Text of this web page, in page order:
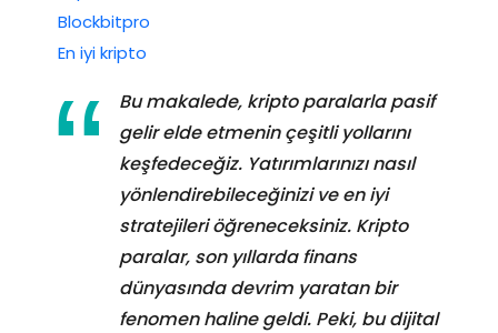
Blockbitpro
En iyi kripto
Bu makalede, kripto paralarla pasif
gelir elde etmenin çeşitli yollarını
keşfedeceğiz. Yatırımlarınızı nasıl
yönlendirebileceğinizi ve en iyi
stratejileri öğreneceksiniz. Kripto
paralar, son yıllarda finans
dünyasında devrim yaratan bir
fenomen haline geldi. Peki, bu dijital